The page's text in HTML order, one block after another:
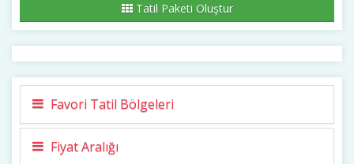
Tatil Paketi Oluştur
Favori Tatil Bölgeleri
Fiyat Aralığı